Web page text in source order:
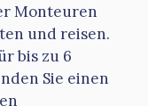
Monteuren
und reisen.
bis zu 6
Sie einen